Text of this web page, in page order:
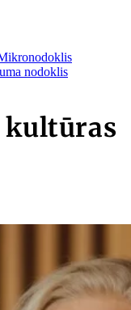
nodoklis
kultūras